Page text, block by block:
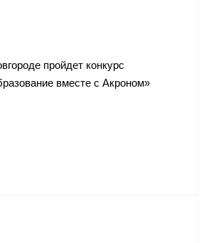
пройдет конкурс
вместе с Акроном»